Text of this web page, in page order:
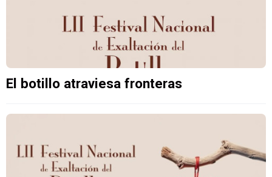
El botillo atraviesa fronteras